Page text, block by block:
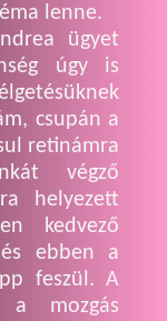
lenne.
ügyet
úgy is
csupán a
retinámra
végző
helyezett
kedvező
ebben a
feszül. A
a mozgás